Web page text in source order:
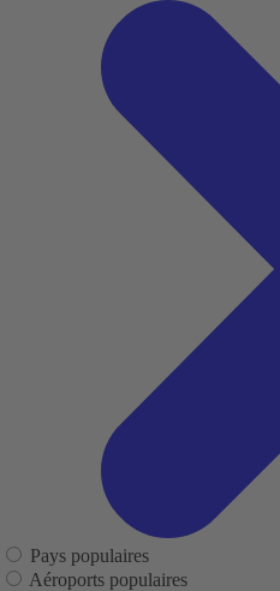
Pays populaires
Aéroports populaires